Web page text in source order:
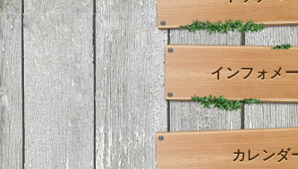
インフォメ
カレンダ